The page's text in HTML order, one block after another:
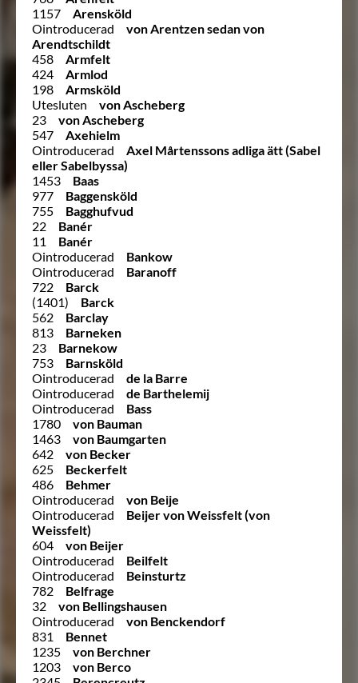
1157
Arensköld
Ointroducerad
von Arentzen sedan von
Arendtschildt
458
Armfelt
424
Armlod
198
Armsköld
Utesluten
von Ascheberg
23
von Ascheberg
547
Axehielm
Ointroducerad
Axel Mårtenssons adliga ätt (Sabel
eller Sabelbyssa)
1453
Baas
977
Baggensköld
755
Bagghufvud
22
Banér
11
Banér
Ointroducerad
Bankow
Ointroducerad
Baranoff
722
Barck
(1401)
Barck
562
Barclay
813
Barneken
23
Barnekow
753
Barnsköld
Ointroducerad
de la Barre
Ointroducerad
de Barthelemij
Ointroducerad
Bass
1780
von Bauman
1463
von Baumgarten
642
von Becker
625
Beckerfelt
486
Behmer
Ointroducerad
von Beije
Ointroducerad
Beijer von Weissfelt (von
Weissfelt)
604
von Beijer
Ointroducerad
Beilfelt
Ointroducerad
Beinsturtz
782
Belfrage
32
von Bellingshausen
Ointroducerad
von Benckendorf
831
Bennet
1235
von Berchner
1203
von Berco